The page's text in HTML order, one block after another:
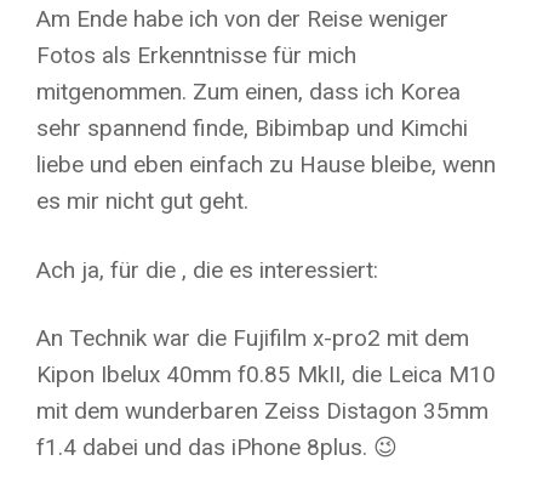
Am Ende habe ich von der Reise weniger
Fotos als Erkenntnisse für mich
mitgenommen. Zum einen, dass ich Korea
sehr spannend finde, Bibimbap und Kimchi
liebe und eben einfach zu Hause bleibe, wenn
es mir nicht gut geht.
Ach ja, für die , die es interessiert:
An Technik war die Fujifilm x-pro2 mit dem
Kipon Ibelux 40mm f0.85 MkII, die Leica M10
mit dem wunderbaren Zeiss Distagon 35mm
f1.4 dabei und das iPhone 8plus. 😉